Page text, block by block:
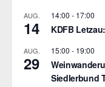
AUG.
14
14:00 - 17:00
KDFB
AUG.
29
15:00 - 19:00
Siedlerbund